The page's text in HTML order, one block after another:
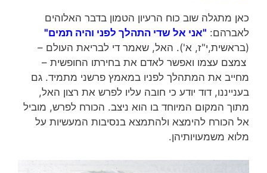
כאן מתגלה שוב כוח הרעיון הטמון בדבר האלוהים
לאברהם: "אני אל שדי התהלך לפני והיה תמים"
(בראשית,י"ז, א'). האל, שאמר די לבריאת העולם –
צמצם עצמו ואפשר לאדם את בחירתו החופשית –
מחייב את המתהלך לפניו במאמץ פרשני מתמיד. גם
בענייננו, דוד יודע כי חובה עליו לפרש את רצון האל,
מתוך המקום המיוחד בו הוא ניצב. הכורח לפרש, מוביל
אל הכורח להימצא ולהתמצא בנסיבות המעשיות על
מלוא משמעויותיהן.